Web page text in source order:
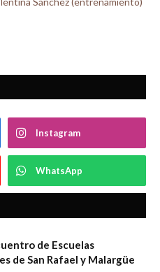
Instagram
WhatsApp
de Escuelas
de San Rafael y Malargüe